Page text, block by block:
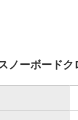
ノーボードク